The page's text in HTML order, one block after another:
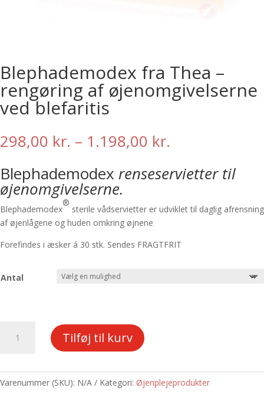
Blephademodex fra Thea –
rengøring af øjenomgivelserne
ved blefaritis
298,00 kr. – 1.198,00 kr.
til
1.198,00 kr.
Blephademodex renseservietter til
øjenomgivelserne.
Blephademodex
®
sterile vådservietter er udviklet til daglig afrensning
af øjenlågene og huden omkring øjnene
Forefindes i æsker á 30 stk. Sendes FRAGTFRIT
Antal
Blephademodex
rengøring
Tilføj til kurv
Varenummer (SKU): N/A Kategori: Øjenplejeprodukter